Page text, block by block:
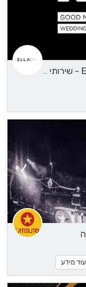
אלה מיוזיק - ELLA music & talent - שירותי מוזיקה
עוד מידע